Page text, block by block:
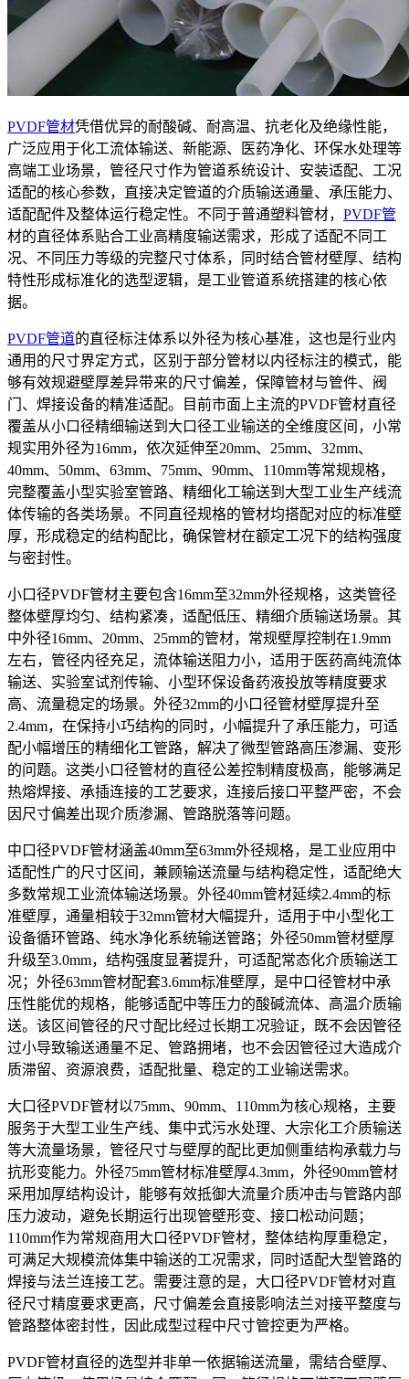
PVDF管材凭借优异的耐酸碱、耐高温、抗老化及绝缘性能，
广泛应用于化工流体输送、新能源、医药净化、环保水处理等
高端工业场景，管径尺寸作为管道系统设计、安装适配、工况
适配的核心参数，直接决定管道的介质输送通量、承压能力、
适配配件及整体运行稳定性。不同于普通塑料管材， PVDF管
材的直径体系贴合工业高精度输送需求，形成了适配不同工
况、不同压力等级的完整尺寸体系，同时结合管材壁厚、结构
特性形成标准化的选型逻辑，是工业管道系统搭建的核心依
据。
PVDF管道的直径标注体系以外径为核心基准，这也是行业内
通用的尺寸界定方式，区别于部分管材以内径标注的模式，能
够有效规避壁厚差异带来的尺寸偏差，保障管材与管件、阀
门、焊接设备的精准适配。目前市面上主流的PVDF管材直径
覆盖从小口径精细输送到大口径工业输送的全维度区间，小常
规实用外径为16mm，依次延伸至20mm、25mm、32mm、
40mm、50mm、63mm、75mm、90mm、110mm等常规规格，
完整覆盖小型实验室管路、精细化工输送到大型工业生产线流
体传输的各类场景。不同直径规格的管材均搭配对应的标准壁
厚，形成稳定的结构配比，确保管材在额定工况下的结构强度
与密封性。
小口径PVDF管材主要包含16mm至32mm外径规格，这类管径
整体壁厚均匀、结构紧凑，适配低压、精细介质输送场景。其
中外径16mm、20mm、25mm的管材，常规壁厚控制在1.9mm
左右，管径内径充足，流体输送阻力小，适用于医药高纯流体
输送、实验室试剂传输、小型环保设备药液投放等精度要求
高、流量稳定的场景。外径32mm的小口径管材壁厚提升至
2.4mm，在保持小巧结构的同时，小幅提升了承压能力，可适
配小幅增压的精细化工管路，解决了微型管路高压渗漏、变形
的问题。这类小口径管材的直径公差控制精度极高，能够满足
热熔焊接、承插连接的工艺要求，连接后接口平整严密，不会
因尺寸偏差出现介质渗漏、管路脱落等问题。
中口径PVDF管材涵盖40mm至63mm外径规格，是工业应用中
适配性广的尺寸区间，兼顾输送流量与结构稳定性，适配绝大
多数常规工业流体输送场景。外径40mm管材延续2.4mm的标
准壁厚，通量相较于32mm管材大幅提升，适用于中小型化工
设备循环管路、纯水净化系统输送管路；外径50mm管材壁厚
升级至3.0mm，结构强度显著提升，可适配常态化介质输送工
况；外径63mm管材配套3.6mm标准壁厚，是中口径管材中承
压性能优的规格，能够适配中等压力的酸碱流体、高温介质输
送。该区间管径的尺寸配比经过长期工况验证，既不会因管径
过小导致输送通量不足、管路拥堵，也不会因管径过大造成介
质滞留、资源浪费，适配批量、稳定的工业输送需求。
大口径PVDF管材以75mm、90mm、110mm为核心规格，主要
服务于大型工业生产线、集中式污水处理、大宗化工介质输送
等大流量场景，管径尺寸与壁厚的配比更加侧重结构承载力与
抗形变能力。外径75mm管材标准壁厚4.3mm，外径90mm管材
采用加厚结构设计，能够有效抵御大流量介质冲击与管路内部
压力波动，避免长期运行出现管壁形变、接口松动问题；
110mm作为常规商用大口径PVDF管材，整体结构厚重稳定，
可满足大规模流体集中输送的工况需求，同时适配大型管路的
焊接与法兰连接工艺。需要注意的是，大口径PVDF管材对直
径尺寸精度要求更高，尺寸偏差会直接影响法兰对接平整度与
管路整体密封性，因此成型过程中尺寸管控更为严格。
PVDF管材直径的选型并非单一依据输送流量，需结合壁厚、